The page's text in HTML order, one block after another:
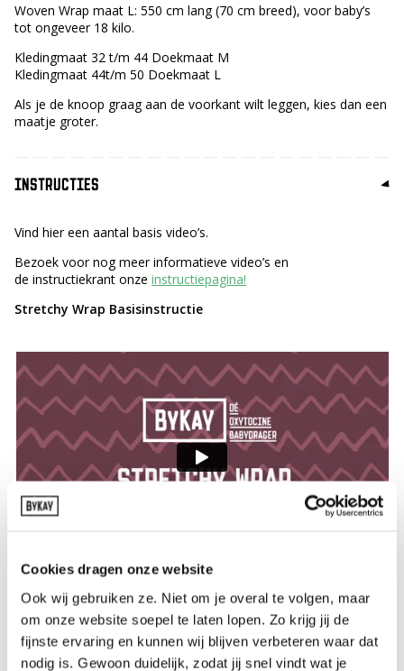
Cookies dragen onze website
Ook wij gebruiken ze. Niet om je overal te volgen, maar
om onze website soepel te laten lopen. Zo krijg jij de
fijnste ervaring en kunnen wij blijven verbeteren waar dat
nodig is. Gewoon duidelijk, zodat jij snel vindt wat je
Woven Wrap maat L: 550 cm lang (70 cm breed), voor baby’s
tot ongeveer 18 kilo.
Kledingmaat 32 t/m 44 Doekmaat M
Kledingmaat 44t/m 50 Doekmaat L
Als je de knoop graag aan de voorkant wilt leggen, kies dan een
maatje groter.
INSTRUCTIES
Vind hier een aantal basis video’s.
Bezoek voor nog meer informatieve video’s en
de instructiekrant onze instructiepagina!
Stretchy Wrap Basisinstructie
Stretchy Wrap Tips and Tricks